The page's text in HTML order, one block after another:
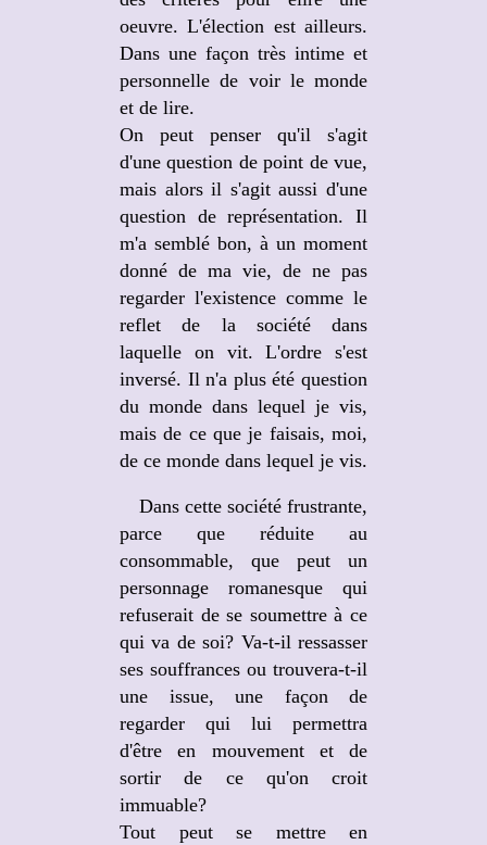
oeuvre. L'élection est ailleurs.
Dans une façon très intime et
personnelle de voir le monde
et de lire.
On peut penser qu'il s'agit
d'une question de point de vue,
mais alors il s'agit aussi d'une
question de représentation. Il
m'a semblé bon, à un moment
donné de ma vie, de ne pas
regarder l'existence comme le
reflet de la société dans
laquelle on vit. L'ordre s'est
inversé. Il n'a plus été question
du monde dans lequel je vis,
mais de ce que je faisais, moi,
de ce monde dans lequel je vis.
Dans cette société frustrante,
parce que réduite au
consommable, que peut un
personnage romanesque qui
refuserait de se soumettre à ce
qui va de soi? Va-t-il ressasser
ses souffrances ou trouvera-t-il
une issue, une façon de
regarder qui lui permettra
d'être en mouvement et de
sortir de ce qu'on croit
immuable?
Tout peut se mettre en